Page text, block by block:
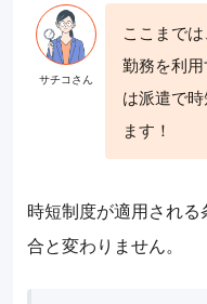
ここまで
勤務を利
は派遣で
ます！
時短制度が適用され
合と変わりません。